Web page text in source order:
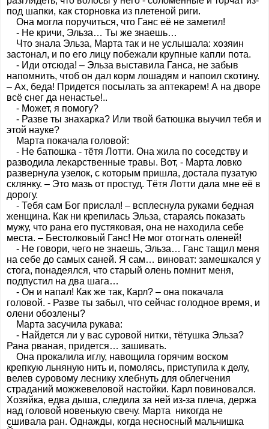
под шапки, как сторновка из плетеной риги.
Она могла поручиться, что Ганс её не заметил!
- Не кричи, Эльза… Ты же знаешь…
Что знала Эльза, Марта так и не услышала: хозяин
застонал, и по его лицу побежали крупные капли пота.
- Иди отсюда! – Эльза выставила Ганса, не забыв
напомнить, чтоб он дал корм лошадям и напоил скотину.
– Ах, беда! Придется посылать за аптекарем! А на дворе
всё снег да ненастье!..
- Может, я помогу?
- Разве ты знахарка? Или твой батюшка выучил тебя и
этой науке?
Марта покачала головой:
- Не батюшка - тётя Лотти. Она жила по соседству и
разводила лекарственные травы. Вот, - Марта ловко
развернула узелок, с которым пришла, достала пузатую
склянку. – Это мазь от простуд. Тётя Лотти дала мне её в
дорогу.
- Тебя сам Бог прислал! – всплеснула руками бедная
женщина. Как ни крепилась Эльза, стараясь показать
мужу, что рана его пустяковая, она не находила себе
места. – Бестолковый Ганс! Не мог отогнать оленей!
- Не говори, чего не знаешь, Эльза… Ганс тащил меня
на себе до самых саней. Я сам… виноват: замешкался у
стога, понадеялся, что старый олень помнит меня,
подпустил на два шага…
- Он и напал! Как же так, Карл? – она покачала
головой. - Разве ты забыл, что сейчас голодное время, и
олени обозлены?
Марта засучила рукава:
- Найдется ли у вас суровой нитки, тётушка Эльза?
Рана рваная, придется… зашивать.
Она прокалила иглу, навощила горячим воском
крепкую льняную нить и, помолясь, приступила к делу,
велев суровому леснику хлебнуть для облегчения
страданий можжевеловой настойки. Карл повиновался.
Хозяйка, едва дыша, следила за ней из-за плеча, держа
над головой новенькую свечу. Марта никогда не
сшивала ран. Однажды, когда несносный мальчишка